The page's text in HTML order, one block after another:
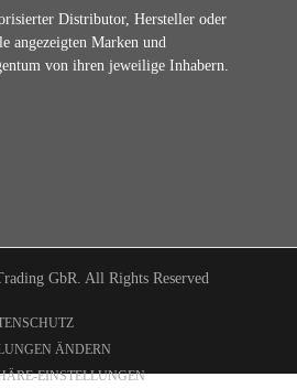
Distributor, Hersteller oder
angezeigten Marken und
von ihren jeweilige Inhabern.
GbR. All Rights Reserved
ÄNDERN
EINSTELLUNGEN